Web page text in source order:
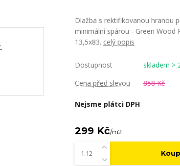
Dlažba s rektifikovanou hranou
minimální spárou - Green Wood
13,5x83. celý popis
Dostupnost
skladem >
Cena před slevou
858 Kč
Nejsme plátci DPH
299 Kč/m2